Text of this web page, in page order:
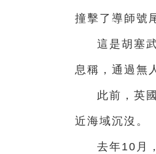
撞擊了導師號
這是胡塞
息稱，通過無
此前，英
近海域沉沒。
去年10月